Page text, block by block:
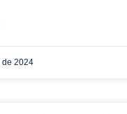
de 2024